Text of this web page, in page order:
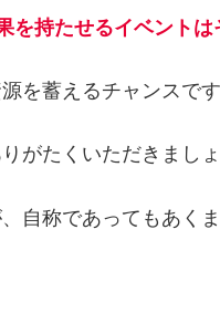
持たせるイベントは
を蓄えるチャンスです
がたくいただきまし
自称であってもあくま